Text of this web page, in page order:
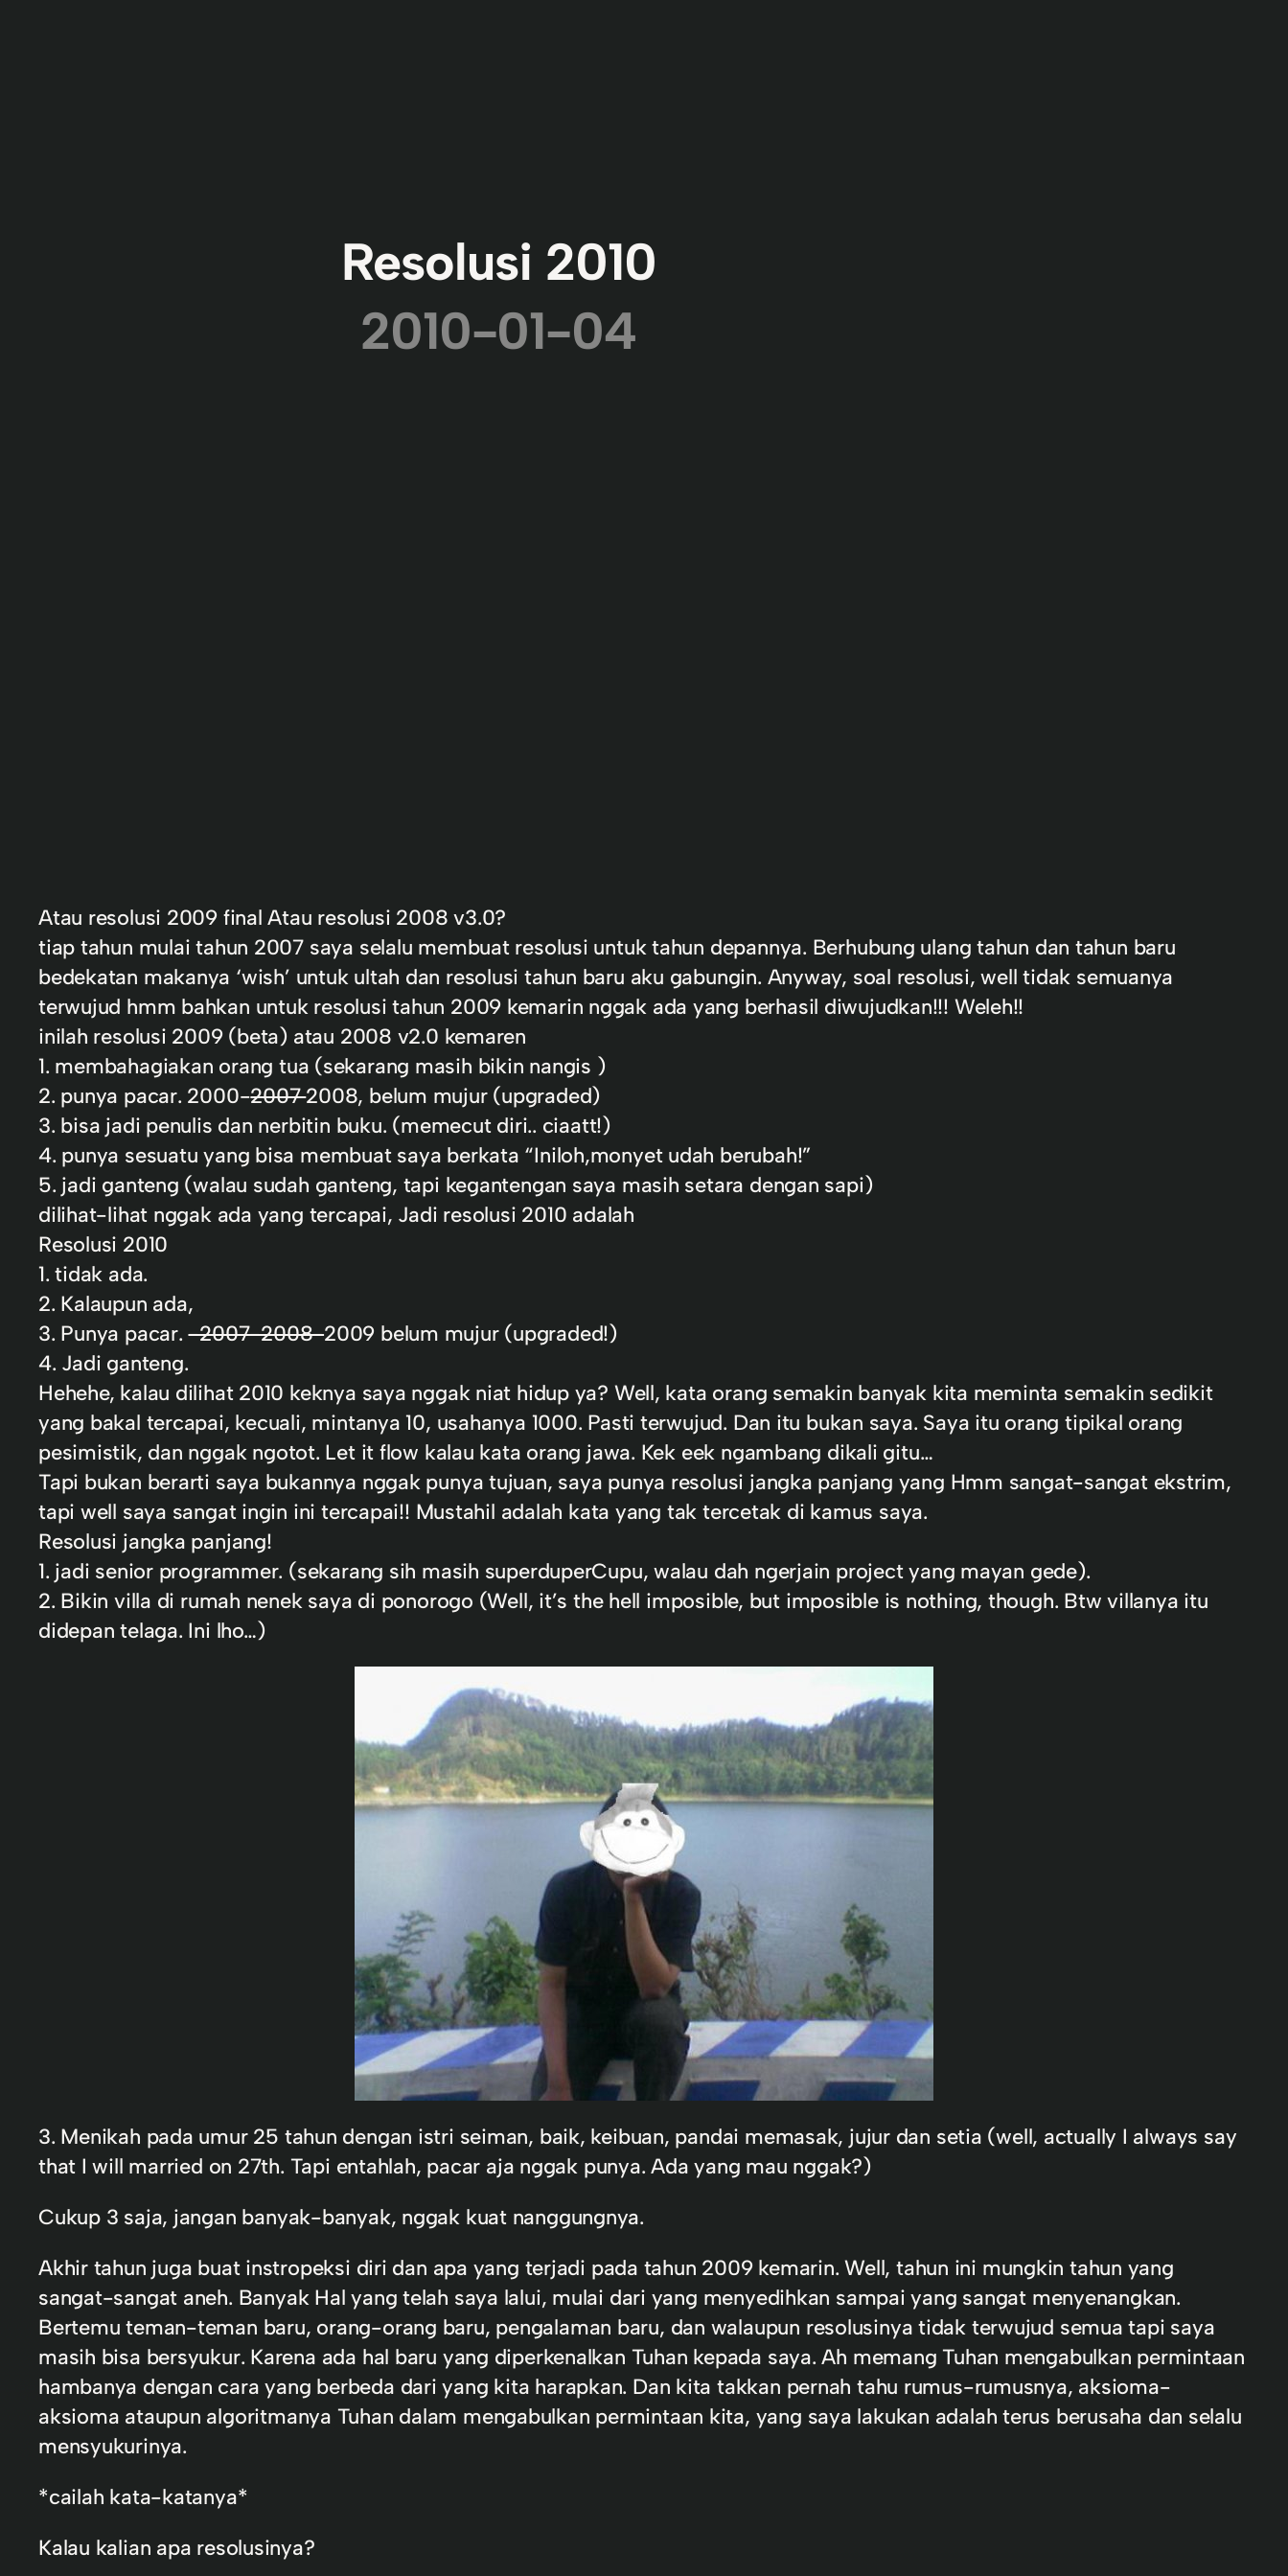
Resolusi 2010
2010-01-04
Atau resolusi 2009 final Atau resolusi 2008 v3.0?
tiap tahun mulai tahun 2007 saya selalu membuat resolusi untuk tahun depannya. Berhubung ulang tahun dan tahun baru
bedekatan makanya ‘wish’ untuk ultah dan resolusi tahun baru aku gabungin. Anyway, soal resolusi, well tidak semuanya
terwujud hmm bahkan untuk resolusi tahun 2009 kemarin nggak ada yang berhasil diwujudkan!!! Weleh!!
inilah resolusi 2009 (beta) atau 2008 v2.0 kemaren
1. membahagiakan orang tua (sekarang masih bikin nangis )
2. punya pacar. 2000-20072008, belum mujur (upgraded)
3. bisa jadi penulis dan nerbitin buku. (memecut diri.. ciaatt!)
4. punya sesuatu yang bisa membuat saya berkata “Iniloh,monyet udah berubah!”
5. jadi ganteng (walau sudah ganteng, tapi kegantengan saya masih setara dengan sapi)
dilihat-lihat nggak ada yang tercapai, Jadi resolusi 2010 adalah
Resolusi 2010
1. tidak ada.
2. Kalaupun ada,
3. Punya pacar.-2007-2008-2009 belum mujur (upgraded!)
4. Jadi ganteng.
Hehehe, kalau dilihat 2010 keknya saya nggak niat hidup ya? Well, kata orang semakin banyak kita meminta semakin sedikit
yang bakal tercapai, kecuali, mintanya 10, usahanya 1000. Pasti terwujud. Dan itu bukan saya. Saya itu orang tipikal orang
pesimistik, dan nggak ngotot. Let it flow kalau kata orang jawa. Kek eek ngambang dikali gitu…
Tapi bukan berarti saya bukannya nggak punya tujuan, saya punya resolusi jangka panjang yang Hmm sangat-sangat ekstrim,
tapi well saya sangat ingin ini tercapai!! Mustahil adalah kata yang tak tercetak di kamus saya.
Resolusi jangka panjang!
1. jadi senior programmer. (sekarang sih masih superduperCupu, walau dah ngerjain project yang mayan gede).
2. Bikin villa di rumah nenek saya di ponorogo (Well, it’s the hell imposible, but imposible is nothing, though. Btw villanya itu
didepan telaga. Ini lho…)
3. Menikah pada umur 25 tahun dengan istri seiman, baik, keibuan, pandai memasak, jujur dan setia (well, actually I always say
that I will married on 27th. Tapi entahlah, pacar aja nggak punya. Ada yang mau nggak?)
Cukup 3 saja, jangan banyak-banyak, nggak kuat nanggungnya.
Akhir tahun juga buat instropeksi diri dan apa yang terjadi pada tahun 2009 kemarin. Well, tahun ini mungkin tahun yang
sangat-sangat aneh. Banyak Hal yang telah saya lalui, mulai dari yang menyedihkan sampai yang sangat menyenangkan.
Bertemu teman-teman baru, orang-orang baru, pengalaman baru, dan walaupun resolusinya tidak terwujud semua tapi saya
masih bisa bersyukur. Karena ada hal baru yang diperkenalkan Tuhan kepada saya. Ah memang Tuhan mengabulkan permintaan
hambanya dengan cara yang berbeda dari yang kita harapkan. Dan kita takkan pernah tahu rumus-rumusnya, aksioma-
aksioma ataupun algoritmanya Tuhan dalam mengabulkan permintaan kita, yang saya lakukan adalah terus berusaha dan selalu
mensyukurinya.
*cailah kata-katanya*
Kalau kalian apa resolusinya?